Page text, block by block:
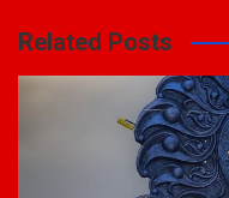
Related Posts